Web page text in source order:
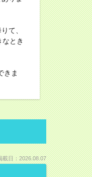
て、
とき
きま
載日：2026.08.07